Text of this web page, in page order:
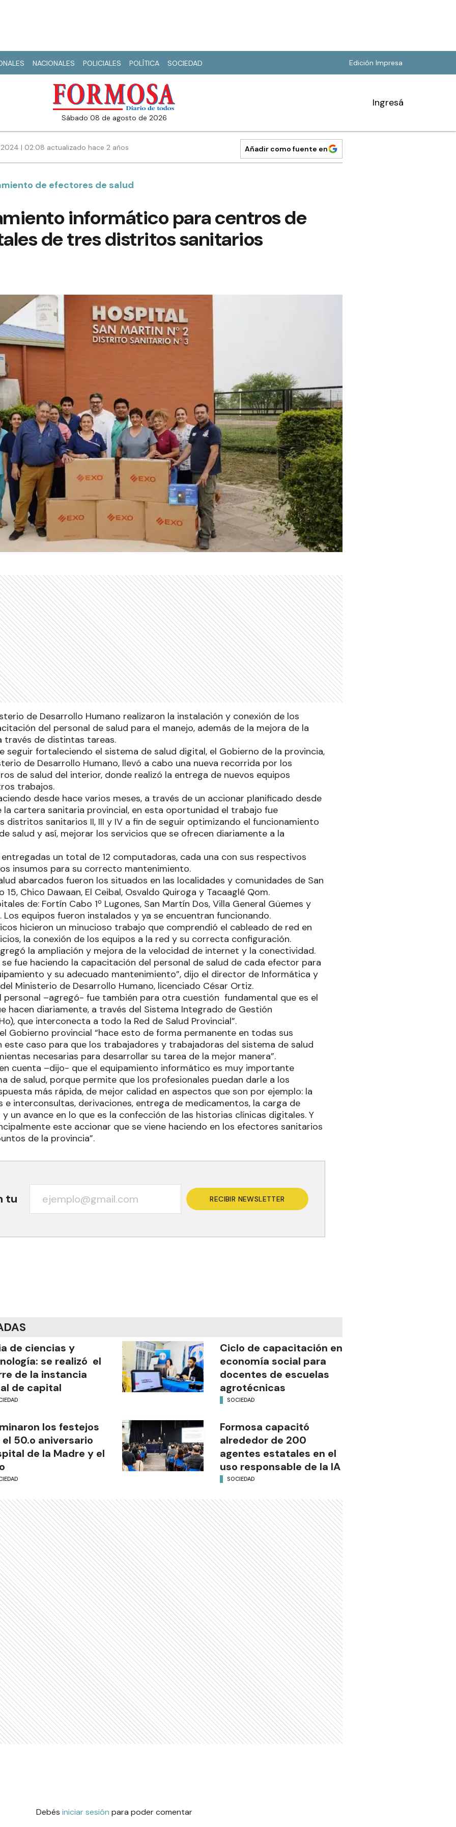
NACIONALES POLICIALES POLÍTICA SOCIEDAD Edición Impresa
sábado 08 de agosto de 2026
Ingresá
| 02:08 actualizado hace 2 años Añadir como fuente en
de efectores de salud
informático para centros de
de tres distritos sanitarios
de Desarrollo Humano realizaron la instalación y conexión de los
del personal de salud para el manejo, además de la mejora de la
través de distintas tareas.
seguir fortaleciendo el sistema de salud digital, el Gobierno de la provincia,
de Desarrollo Humano, llevó a cabo una nueva recorrida por los
de salud del interior, donde realizó la entrega de nuevos equipos
trabajos.
desde hace varios meses, a través de un accionar planificado desde
la cartera sanitaria provincial, en esta oportunidad el trabajo fue
distritos sanitarios II, III y IV a fin de seguir optimizando el funcionamiento
salud y así, mejorar los servicios que se ofrecen diariamente a la
un total de 12 computadoras, cada una con sus respectivos
insumos para su correcto mantenimiento.
abarcados fueron los situados en las localidades y comunidades de San
15, Chico Dawaan, El Ceibal, Osvaldo Quiroga y Tacaaglé Qom.
de: Fortín Cabo 1º Lugones, San Martín Dos, Villa General Güemes y
Los equipos fueron instalados y ya se encuentran funcionando.
hicieron un minucioso trabajo que comprendió el cableado de red en
la conexión de los equipos a la red y su correcta configuración.
la ampliación y mejora de la velocidad de internet y la conectividad.
se fue haciendo la capacitación del personal de salud de cada efector para
y su adecuado mantenimiento”, dijo el director de Informática y
Ministerio de Desarrollo Humano, licenciado César Ortiz.
personal –agregó- fue también para otra cuestión fundamental que es el
hacen diariamente, a través del Sistema Integrado de Gestión
que interconecta a todo la Red de Salud Provincial”.
Gobierno provincial “hace esto de forma permanente en todas sus
este caso para que los trabajadores y trabajadoras del sistema de salud
necesarias para desarrollar su tarea de la mejor manera”.
cuenta –dijo- que el equipamiento informático es muy importante
de salud, porque permite que los profesionales puedan darle a los
más rápida, de mejor calidad en aspectos que son por ejemplo: la
interconsultas, derivaciones, entrega de medicamentos, la carga de
un avance en lo que es la confección de las historias clínicas digitales. Y
este accionar que se viene haciendo en los efectores sanitarios
de la provincia”.
tu RECIBIR NEWSLETTER
de ciencias y
se realizó el
de la instancia
de capital
Ciclo de capacitación en
economía social para
docentes de escuelas
agrotécnicas
SOCIEDAD
los festejos
50.o aniversario
de la Madre y el
Formosa capacitó
alrededor de 200
agentes estatales en el
uso responsable de la IA
SOCIEDAD
Debés iniciar sesión para poder comentar